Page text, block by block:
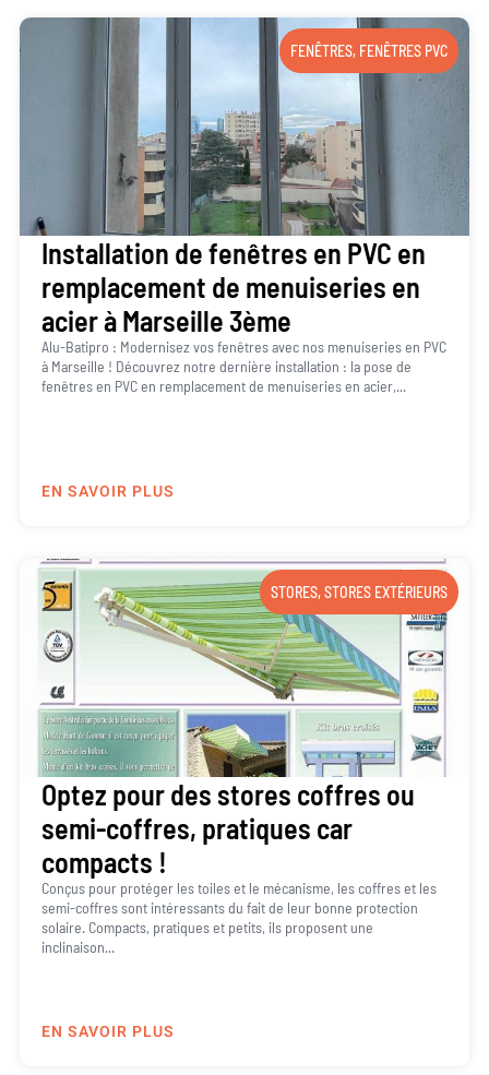
FENÊTRES, FENÊTRES PVC
Installation de fenêtres en PVC en
remplacement de menuiseries en
acier à Marseille 3ème
Alu-Batipro : Modernisez vos fenêtres avec nos menuiseries en PVC
à Marseille ! Découvrez notre dernière installation : la pose de
fenêtres en PVC en remplacement de menuiseries en acier,...
EN SAVOIR PLUS
STORES,STORES EXTÉRIEURS
Optez pour des stores coffres ou
semi-coffres, pratiques car
compacts !
Conçus pour protéger les toiles et le mécanisme, les coffres et les
semi-coffres sont intéressants du fait de leur bonne protection
solaire. Compacts, pratiques et petits, ils proposent une
inclinaison...
EN SAVOIR PLUS